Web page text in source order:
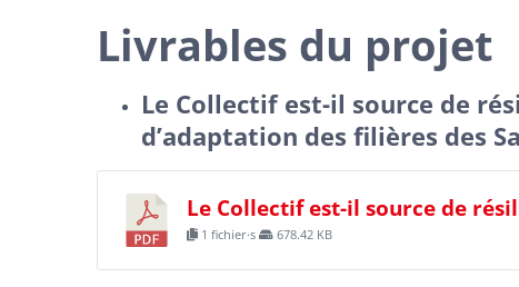
Livrables du projet
Le Collectif est-il source de
d’adaptation des filières des
Le Collectif est-il source de
1 fichier·s 678.42 KB